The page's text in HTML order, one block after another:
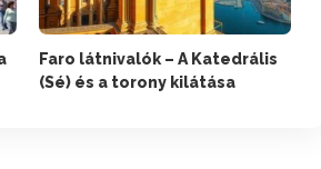
Faro látnivalók – A Katedrális
(Sé) és a torony kilátása